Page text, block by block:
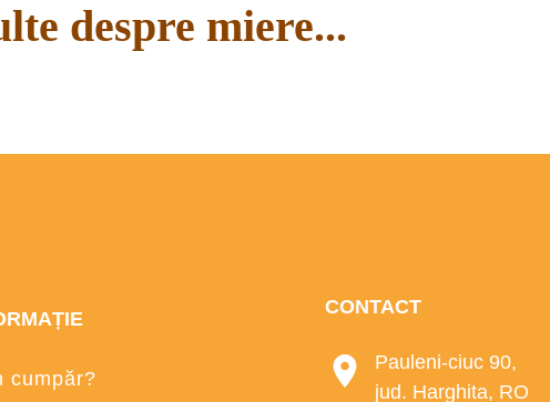
despre miere...
cumpăr?
CONTACT
Pauleni-ciuc 90,
jud. Harghita, RO